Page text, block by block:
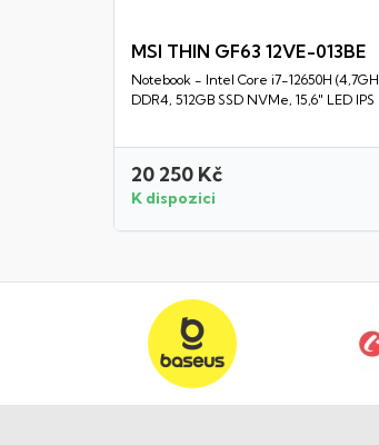
Rychlý náhled
MSI THIN GF63 12VE-013BE
Notebook - Intel Core i7-12650H
DDR4, 512GB SSD NVMe, 15,6" LED IPS
20 250 Kč
K dispozici